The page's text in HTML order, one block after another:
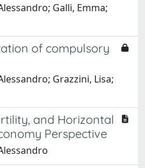
Galli, Emma;
of compulsory
Grazzini, Lisa;
and Horizontal
Perspective